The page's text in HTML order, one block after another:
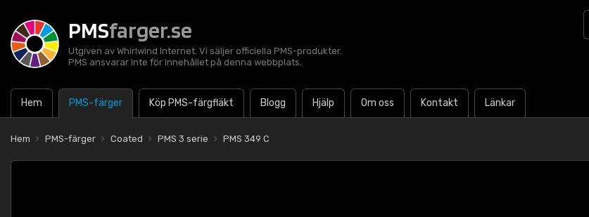
PMSfarger.se
Utgiven av Whirlwind Internet. Vi säljer officiella PMS-produkter.
PMS ansvarar inte för innehållet på denna webbplats.
Hem PMS-färger Köp PMS-färgfläkt Blogg Hjälp Om oss Kontakt Länkar
Hem PMS-färger Coated PMS 3 serie PMS 349 C